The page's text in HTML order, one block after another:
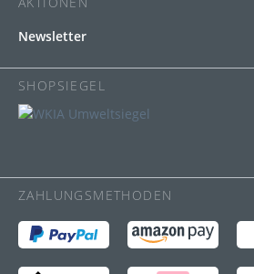
Newsletter
SHOPSIEGEL
ZAHLUNGSMETHODEN